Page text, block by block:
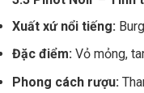
Xuất xứ nổi tiếng:
Đặc điểm: Vỏ mỏng,
Phong cách rượu: